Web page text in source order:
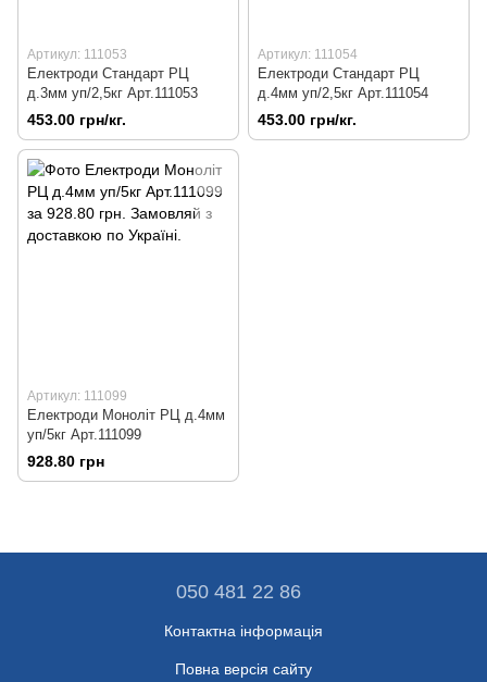
Артикул: 111053
Електроди Стандарт РЦ
д.3мм уп/2,5кг Арт.111053
453.00 грн/кг.
Артикул: 111054
Електроди Стандарт РЦ
д.4мм уп/2,5кг Арт.111054
453.00 грн/кг.
Артикул: 111099
Електроди Моноліт РЦ д.4мм
уп/5кг Арт.111099
928.80 грн
050 481 22 86
Контактна інформація
Повна версія сайту